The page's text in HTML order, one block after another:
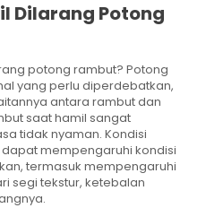
Dilarang Potong
potong rambut? Potong
yang perlu diperdebatkan,
antara rambut dan
saat hamil sangat
tidak nyaman. Kondisi
mempengaruhi kondisi
termasuk mempengaruhi
segi tekstur, ketebalan